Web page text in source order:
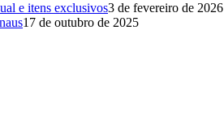
e itens exclusivos3 de fevereiro de 2026
17 de outubro de 2025